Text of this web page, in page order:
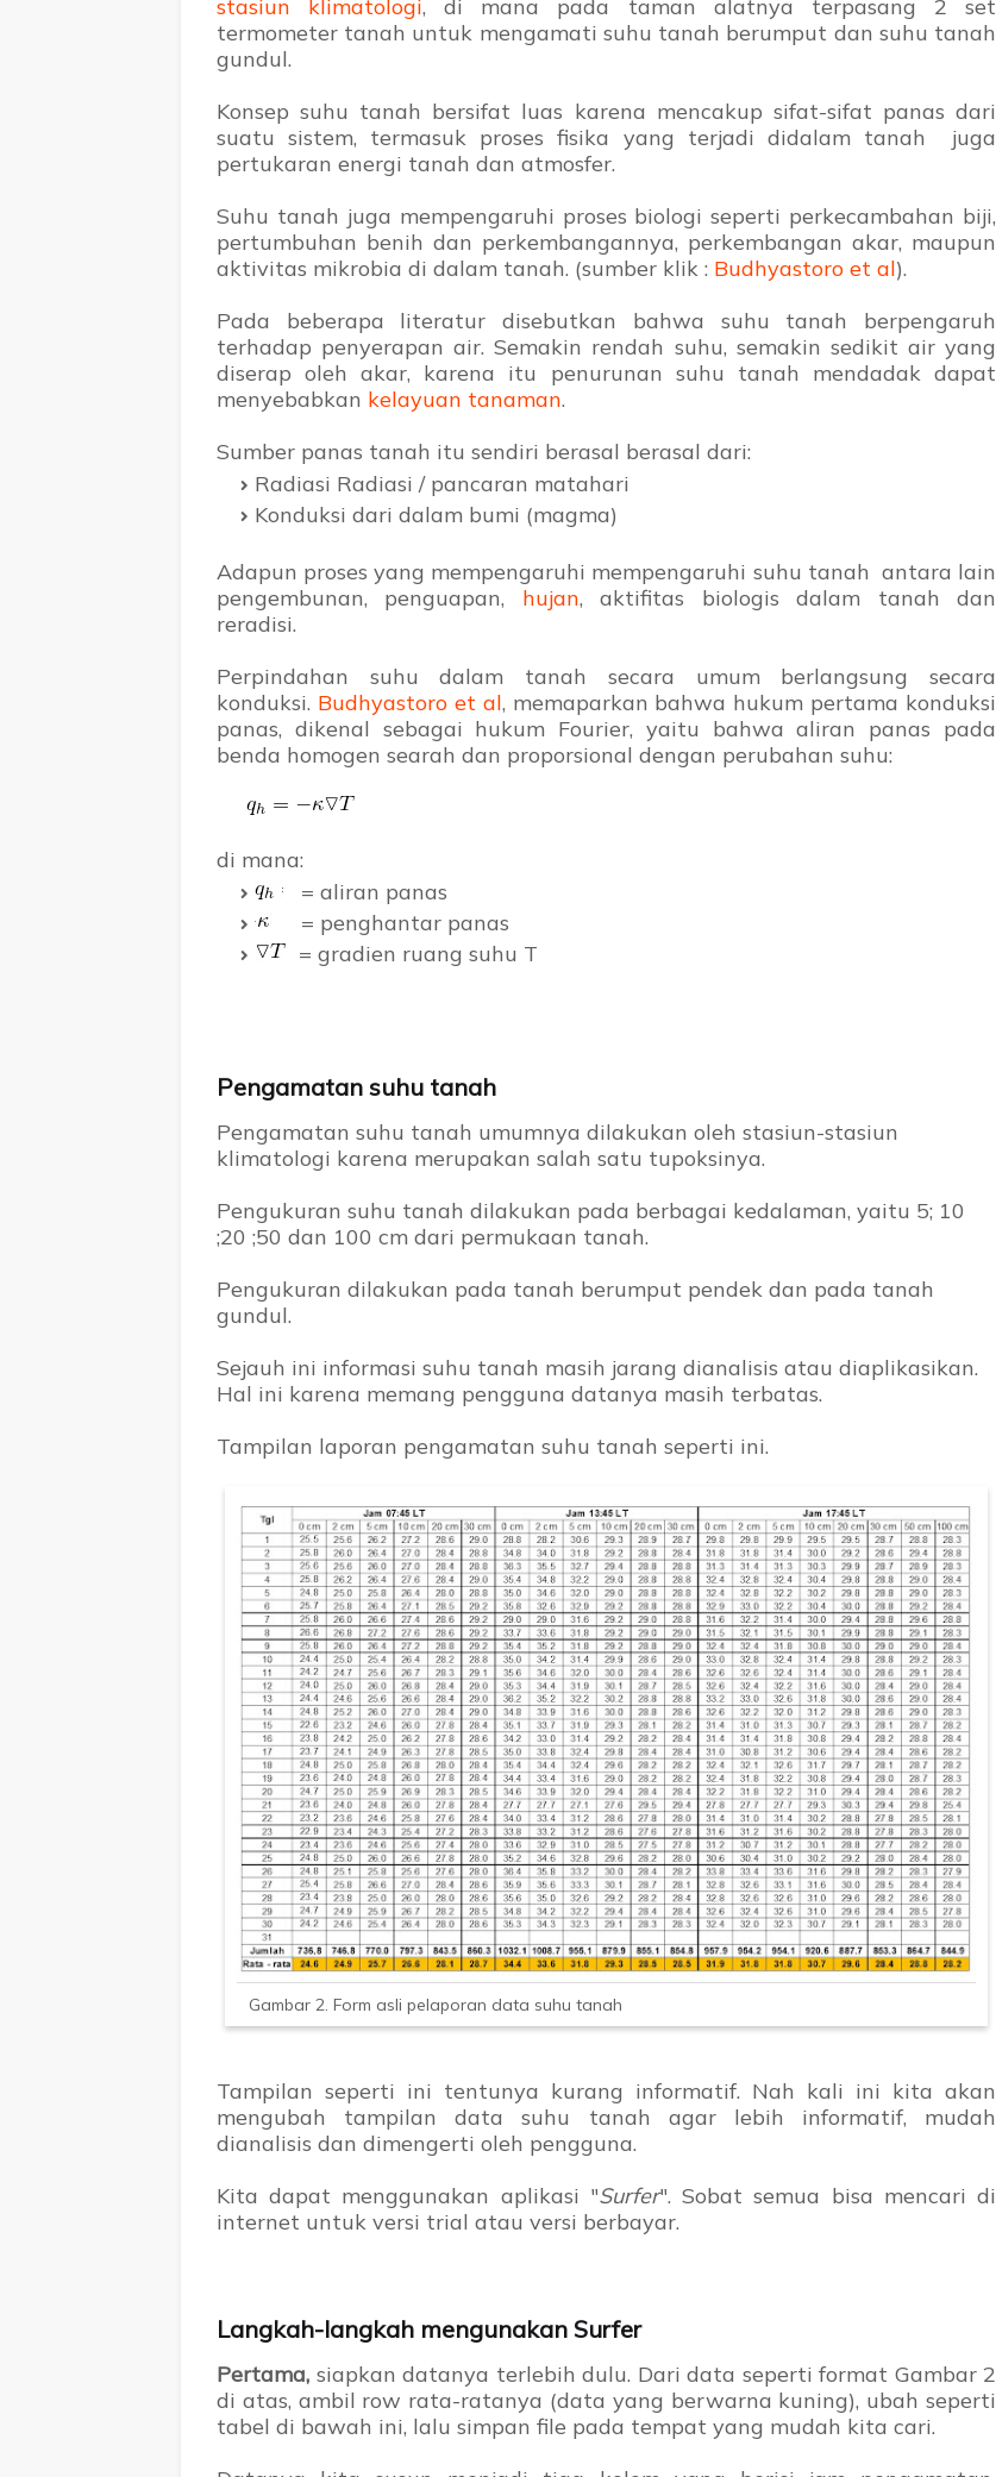
stasiun klimatologi, di mana pada taman alatnya terpasang 2 set
termometer tanah untuk mengamati suhu tanah berumput dan suhu tanah
gundul.
Konsep suhu tanah bersifat luas karena mencakup sifat-sifat panas dari
suatu sistem, termasuk proses fisika yang terjadi didalam tanah juga
pertukaran energi tanah dan atmosfer.
Suhu tanah juga mempengaruhi proses biologi seperti perkecambahan biji,
pertumbuhan benih dan perkembangannya, perkembangan akar, maupun
aktivitas mikrobia di dalam tanah. (sumber klik : Budhyastoro et al).
Pada beberapa literatur disebutkan bahwa suhu tanah berpengaruh
terhadap penyerapan air. Semakin rendah suhu, semakin sedikit air yang
diserap oleh akar, karena itu penurunan suhu tanah mendadak dapat
menyebabkan kelayuan tanaman.
Sumber panas tanah itu sendiri berasal berasal dari:
Radiasi Radiasi / pancaran matahari
Konduksi dari dalam bumi (magma)
Adapun proses yang mempengaruhi mempengaruhi suhu tanah antara lain
pengembunan, penguapan, hujan, aktifitas biologis dalam tanah dan
reradisi.
Perpindahan suhu dalam tanah secara umum berlangsung secara
konduksi. Budhyastoro et al, memaparkan bahwa hukum pertama konduksi
panas, dikenal sebagai hukum Fourier, yaitu bahwa aliran panas pada
benda homogen searah dan proporsional dengan perubahan suhu:
di mana:
= aliran panas
= penghantar panas
= gradien ruang suhu T
Pengamatan suhu tanah
Pengamatan suhu tanah umumnya dilakukan oleh stasiun-stasiun
klimatologi karena merupakan salah satu tupoksinya.
Pengukuran suhu tanah dilakukan pada berbagai kedalaman, yaitu 5; 10
;20 ;50 dan 100 cm dari permukaan tanah.
Pengukuran dilakukan pada tanah berumput pendek dan pada tanah
gundul.
Sejauh ini informasi suhu tanah masih jarang dianalisis atau diaplikasikan.
Hal ini karena memang pengguna datanya masih terbatas.
Tampilan laporan pengamatan suhu tanah seperti ini.
Gambar 2. Form asli pelaporan data suhu tanah
Tampilan seperti ini tentunya kurang informatif. Nah kali ini kita akan
mengubah tampilan data suhu tanah agar lebih informatif, mudah
dianalisis dan dimengerti oleh pengguna.
Kita dapat menggunakan aplikasi "Surfer". Sobat semua bisa mencari di
internet untuk versi trial atau versi berbayar.
Langkah-langkah mengunakan Surfer
Pertama, siapkan datanya terlebih dulu. Dari data seperti format Gambar 2
di atas, ambil row rata-ratanya (data yang berwarna kuning), ubah seperti
tabel di bawah ini, lalu simpan file pada tempat yang mudah kita cari.